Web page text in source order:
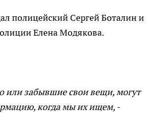
полицейский Сергей Боталин и
Елена Модякова.
или забывшие свои вещи, могут
когда мы их ищем, -